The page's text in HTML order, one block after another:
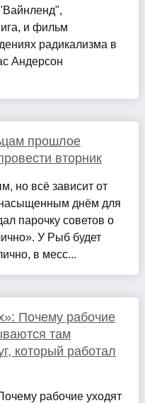
и фильм
радикализма в
Андерсон
прошлое
вторник
но всё зависит от
насыщенным днём для
парочку советов о
У Рыб будет
в месс...
Почему рабочие
там
который работал
рабочие уходят